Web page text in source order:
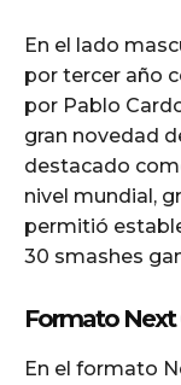
En el lado
por tercer año
por Pablo
gran novedad
destacado
nivel mundial,
permitió
30 smashes
Formato Next
En el formato